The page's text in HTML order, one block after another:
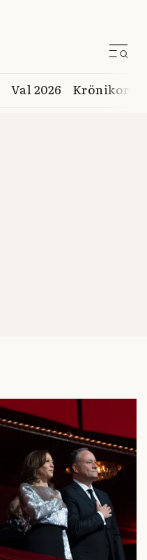
Val 2026 Krönikor